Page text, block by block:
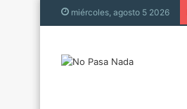
miércoles, agosto 5 2026